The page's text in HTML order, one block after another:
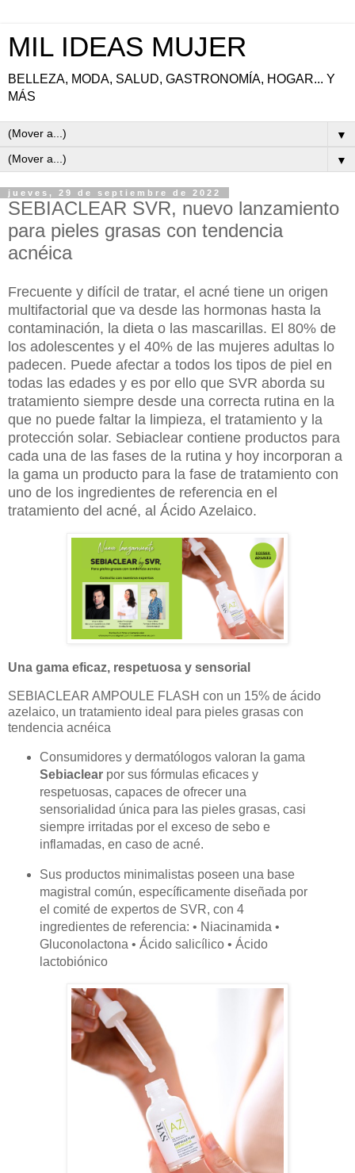
MIL IDEAS MUJER
BELLEZA, MODA, SALUD, GASTRONOMÍA, HOGAR... Y
MÁS
▼
▼
jueves, 29 de septiembre de 2022
SEBIACLEAR SVR, nuevo lanzamiento
para pieles grasas con tendencia
acnéica
Frecuente y difícil de tratar, el acné tiene un origen
multifactorial que va desde las hormonas hasta la
contaminación, la dieta o las mascarillas. El 80% de
los adolescentes y el 40% de las mujeres adultas lo
padecen. Puede afectar a todos los tipos de piel en
todas las edades y es por ello que SVR aborda su
tratamiento siempre desde una correcta rutina en la
que no puede faltar la limpieza, el tratamiento y la
protección solar. Sebiaclear contiene productos para
cada una de las fases de la rutina y hoy incorporan a
la gama un producto para la fase de tratamiento con
uno de los ingredientes de referencia en el
tratamiento del acné, al Ácido Azelaico.
Una gama eficaz, respetuosa y sensorial
SEBIACLEAR AMPOULE FLASH con un 15% de ácido
azelaico, un tratamiento ideal para pieles grasas con
tendencia acnéica
Consumidores y dermatólogos valoran la gama
Sebiaclearpor sus fórmulas eficaces y
respetuosas, capaces de ofrecer una
sensorialidad única para las pieles grasas, casi
siempre irritadas por el exceso de sebo e
inflamadas, en caso de acné.
Sus productos minimalistas poseen una base
magistral común, específicamente diseñada por
el comité de expertos de SVR, con 4
ingredientes de referencia: • Niacinamida •
Gluconolactona • Ácido salicílico • Ácido
lactobiónico